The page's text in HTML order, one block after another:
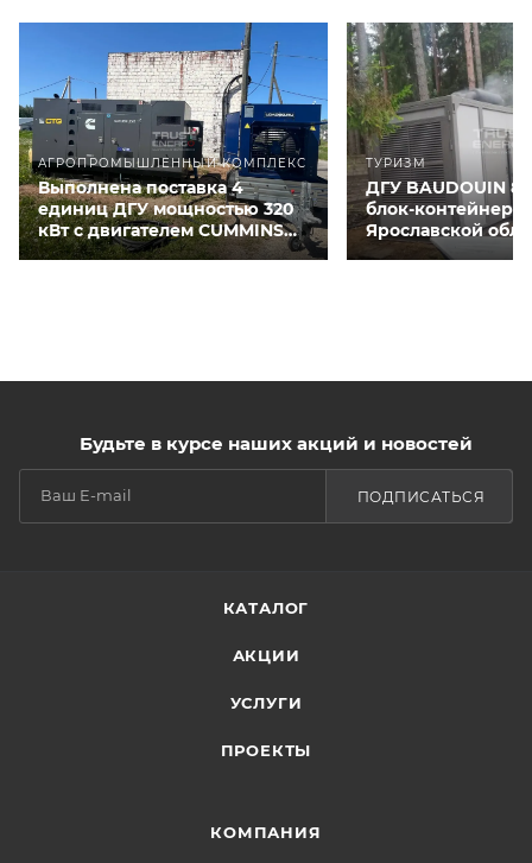
АГРОПРОМЫШЛЕННЫЙ КОМПЛЕКС
Выполнена поставка 4
единиц ДГУ мощностью 320
кВт с двигателем CUMMINS
QSNT-G3 для курятников
ТУРИЗМ
ДГУ BAUDOUIN
блок-контейнере
Ярославской
Будьте в курсе наших акций и новостей
ПОДПИСАТЬСЯ
КАТАЛОГ
АКЦИИ
УСЛУГИ
ПРОЕКТЫ
КОМПАНИЯ